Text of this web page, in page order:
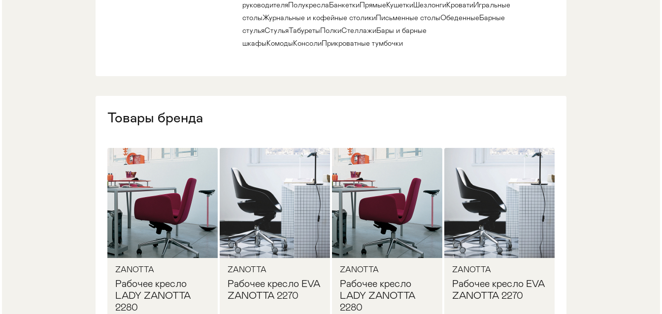
руководителяПолукреслаБанкеткиПрямыеКушеткиШезлонгиКроватиИгральные
столыЖурнальные и кофейные столикиПисьменные столыОбеденныеБарные
стульяСтульяТабуретыПолкиСтеллажиБары и барные
шкафыКомодыКонсолиПрикроватные тумбочки
Товары бренда
ZANOTTA
Рабочее кресло
LADY ZANOTTA
2280
ZANOTTA
Рабочее кресло EVA
ZANOTTA 2270
ZANOTTA
Рабочее кресло
LADY ZANOTTA
2280
ZANOTTA
Рабочее кресло EVA
ZANOTTA 2270